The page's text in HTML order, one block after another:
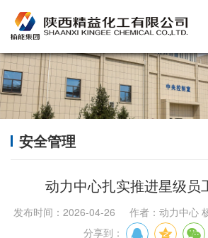
安全管理
动力中心扎实推进星级员
发布时间：2026-04-26 作者：动力中
分享到：